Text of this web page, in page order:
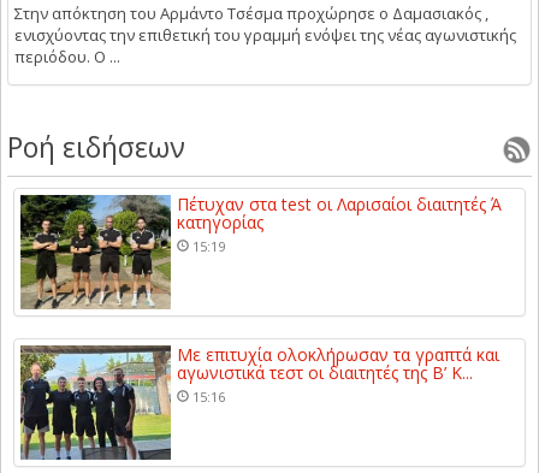
Στην απόκτηση του Αρμάντο Τσέσμα προχώρησε ο Δαμασιακός ,
ενισχύοντας την επιθετική του γραμμή ενόψει της νέας αγωνιστικής
περιόδου. Ο ...
Ροή ειδήσεων
Πέτυχαν στα test οι Λαρισαίοι διαιτητές Ά
κατηγορίας
15:19
Με επιτυχία ολοκλήρωσαν τα γραπτά και
αγωνιστικά τεστ οι διαιτητές της Β’ Κ...
15:16